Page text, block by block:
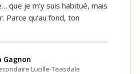
que je m’y suis habitué, mais
Parce qu’au fond, ton
Gagnon
Lucille-Teasdale